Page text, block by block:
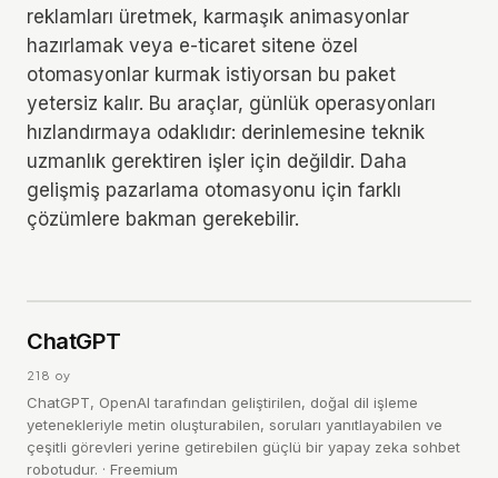
reklamları üretmek, karmaşık animasyonlar
hazırlamak veya e-ticaret sitene özel
otomasyonlar kurmak istiyorsan bu paket
yetersiz kalır. Bu araçlar, günlük operasyonları
hızlandırmaya odaklıdır: derinlemesine teknik
uzmanlık gerektiren işler için değildir. Daha
gelişmiş pazarlama otomasyonu için farklı
çözümlere bakman gerekebilir.
C
ChatGPT
218 oy
ChatGPT, OpenAI tarafından geliştirilen, doğal dil işleme
yetenekleriyle metin oluşturabilen, soruları yanıtlayabilen ve
çeşitli görevleri yerine getirebilen güçlü bir yapay zeka sohbet
robotudur. · Freemium